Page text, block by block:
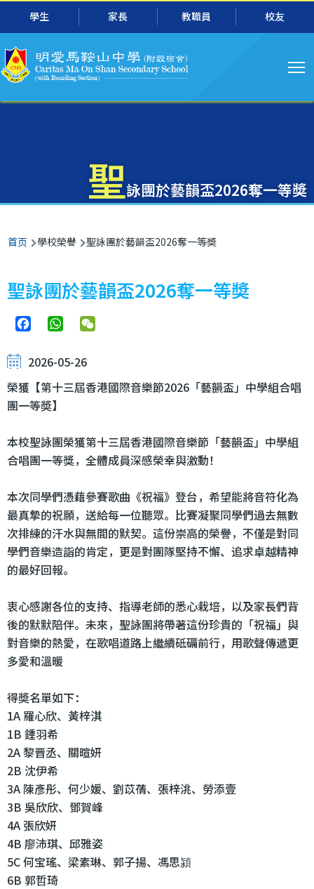
跳转到主要内容
學生 家長 教職員 校友
导
航
聖詠團於藝韻盃2026奪一等奬
面
包
屑
首页 學校榮譽 聖詠團於藝韻盃2026奪一等奬
聖詠團於藝韻盃2026奪一等奬
FacebookWhatsApp
2026-05-26
榮獲【第十三屆香港國際音樂節2026「藝韻盃」中學組合唱
團一等奬】
本校聖詠團榮獲第十三屆香港國際音樂節「藝韻盃」中學組
合唱團一等獎，全體成員深感榮幸與激動！
本次同學們憑藉參賽歌曲《祝福》登台，希望能將音符化為
最真摯的祝願，送給每一位聽眾。比賽凝聚同學們過去無數
次排練的汗水與無間的默契。這份崇高的榮譽，不僅是對同
學們音樂造詣的肯定，更是對團隊堅持不懈、追求卓越精神
的最好回報。
衷心感謝各位的支持、指導老師的悉心栽培，以及家長們背
後的默默陪伴。未來，聖詠團將帶著這份珍貴的「祝福」與
對音樂的熱愛，在歌唱道路上繼續砥礪前行，用歌聲傳遞更
多愛和溫暖
得奬名單如下：
1A 羅心欣、黃梓淇
1B 鍾羽希
2A 黎晋丞、關暄妍
2B 沈伊希
3A 陳彥彤、何少媛、劉苡蒨、張梓洮、勞添壹
3B 吳欣欣、鄧賀峰
4A 張欣妍
4B 廖沛琪、邱雅姿
5C 何宝瑤、梁素琳、郭子揚、馮思潁
6B 郭哲琦